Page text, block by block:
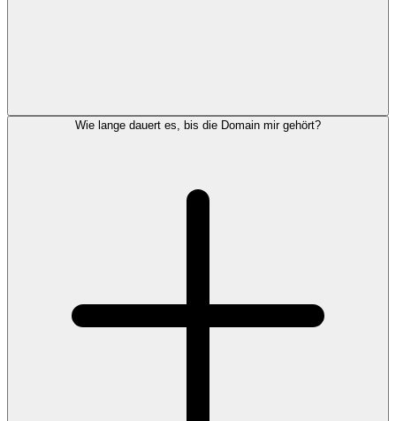
Wie lange dauert es, bis die Domain mir gehört?